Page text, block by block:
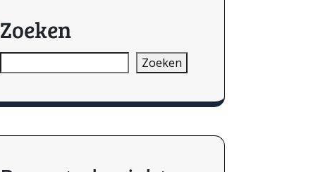
Zoeken
Zoeken